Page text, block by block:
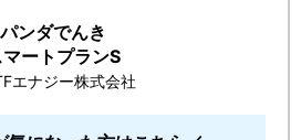
パンダでんき
マートプランS
エナジー株式会社